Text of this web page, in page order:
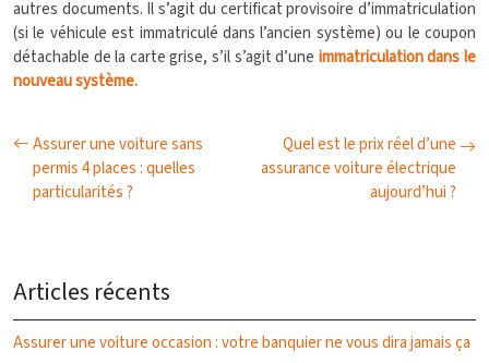
autres documents. Il s’agit du certificat provisoire d’immatriculation
(si le véhicule est immatriculé dans l’ancien système) ou le coupon
détachable de la carte grise, s’il s’agit d’une immatriculation dans le
nouveau système.
Assurer une voiture sans
permis 4 places : quelles
particularités ?
Quel est le prix réel d’une
assurance voiture électrique
aujourd’hui ?
Articles récents
Assurer une voiture occasion : votre banquier ne vous dira jamais ça